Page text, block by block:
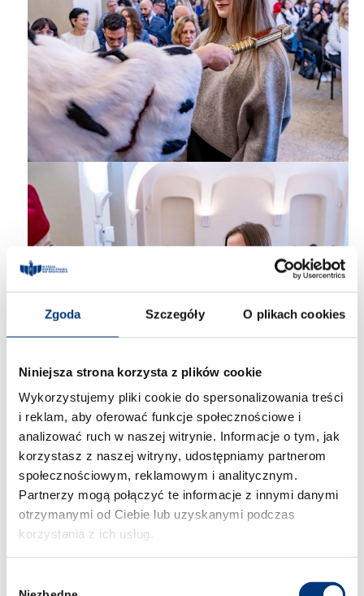
Zgoda Szczegóły O plikach cookies
Niniejsza strona korzysta z plików cookie
Wykorzystujemy pliki cookie do spersonalizowania treści
i reklam, aby oferować funkcje społecznościowe i
analizować ruch w naszej witrynie. Informacje o tym, jak
korzystasz z naszej witryny, udostępniamy partnerom
społecznościowym, reklamowym i analitycznym.
Partnerzy mogą połączyć te informacje z innymi danymi
otrzymanymi od Ciebie lub uzyskanymi podczas
korzystania z ich usług.